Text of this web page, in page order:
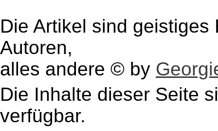
Die Artikel sind
Autoren,
alles andere © by
Die Inhalte dieser Seite
verfügbar.